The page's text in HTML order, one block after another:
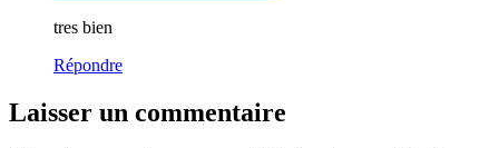
tres bien
Répondre
Laisser un commentaire